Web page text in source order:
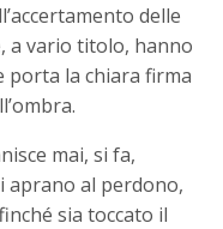
delle
a vario titolo, hanno
porta la chiara firma
mai, si fa,
aprano al perdono,
sia toccato il